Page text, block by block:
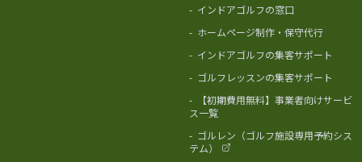
- インドアゴルフの窓口
- ホームページ制作・保守代行
- インドアゴルフの集客サポート
- ゴルフレッスンの集客サポート
-
【初期費用無料】事業者向けサービ
ス一覧
- ゴルレン（ゴルフ施設専用予約シス
テム）